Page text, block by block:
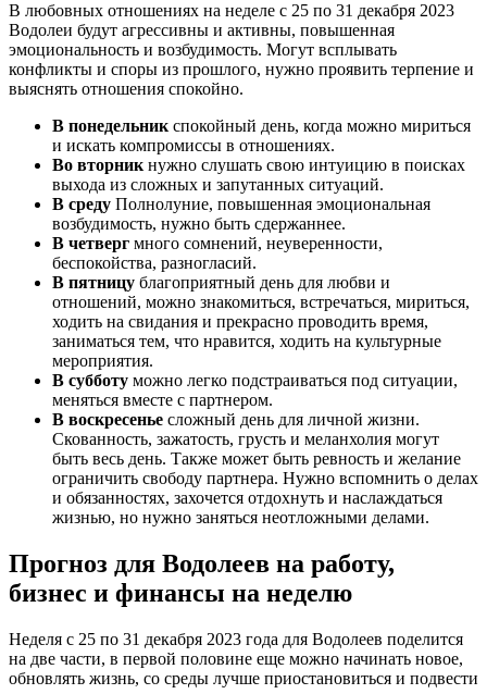
В любовных отношениях на неделе с 25 по 31 декабря 2023
Водолеи будут агрессивны и активны, повышенная
эмоциональность и возбудимость. Могут всплывать
конфликты и споры из прошлого, нужно проявить терпение и
выяснять отношения спокойно.
В понедельник спокойный день, когда можно мириться
и искать компромиссы в отношениях.
Во вторник нужно слушать свою интуицию в поисках
выхода из сложных и запутанных ситуаций.
В среду Полнолуние, повышенная эмоциональная
возбудимость, нужно быть сдержаннее.
В четверг много сомнений, неуверенности,
беспокойства, разногласий.
В пятницу благоприятный день для любви и
отношений, можно знакомиться, встречаться, мириться,
ходить на свидания и прекрасно проводить время,
заниматься тем, что нравится, ходить на культурные
мероприятия.
В субботу можно легко подстраиваться под ситуации,
меняться вместе с партнером.
В воскресенье сложный день для личной жизни.
Скованность, зажатость, грусть и меланхолия могут
быть весь день. Также может быть ревность и желание
ограничить свободу партнера. Нужно вспомнить о делах
и обязанностях, захочется отдохнуть и наслаждаться
жизнью, но нужно заняться неотложными делами.
Прогноз для Водолеев на работу,
бизнес и финансы на неделю
Неделя с 25 по 31 декабря 2023 года для Водолеев поделится
на две части, в первой половине еще можно начинать новое,
обновлять жизнь, со среды лучше приостановиться и подвести